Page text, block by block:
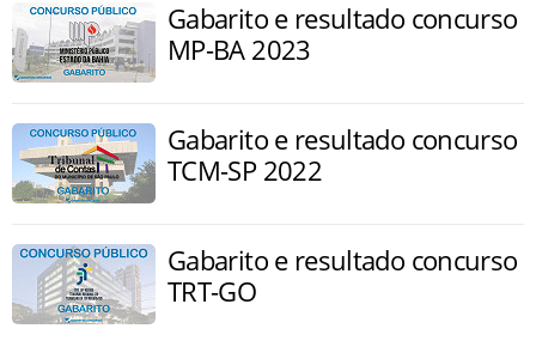
Gabarito e resultado concurso
MP-BA 2023
Gabarito e resultado concurso
TCM-SP 2022
Gabarito e resultado concurso
TRT-GO